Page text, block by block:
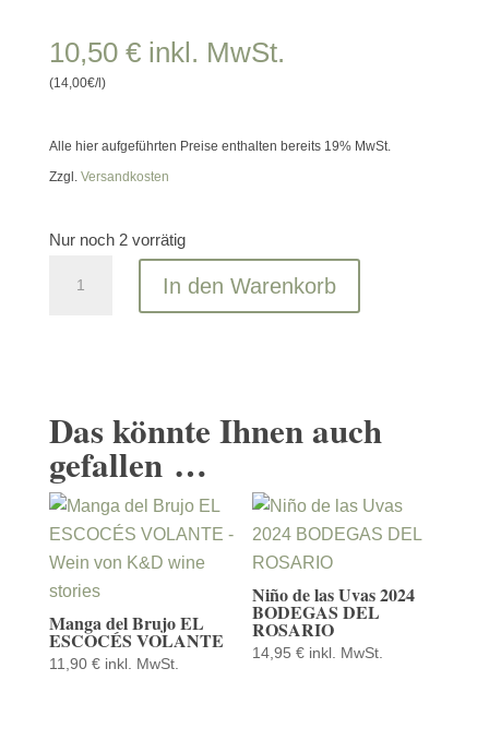
10,50 € inkl. MwSt.
(14,00€/l)
Alle hier aufgeführten Preise enthalten bereits 19% MwSt.
Zzgl. Versandkosten
Nur noch 2 vorrätig
BODEGAS
ROSARIO
Menge
In den Warenkorb
Das könnte Ihnen auch
gefallen …
Manga del Brujo EL
ESCOCÉS VOLANTE
11,90 € inkl. MwSt.
Niño de las Uvas 2024
BODEGAS DEL
ROSARIO
14,95€ inkl. MwSt.